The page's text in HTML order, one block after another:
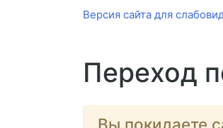
Версия сайта для
Переход
Вы покидаете